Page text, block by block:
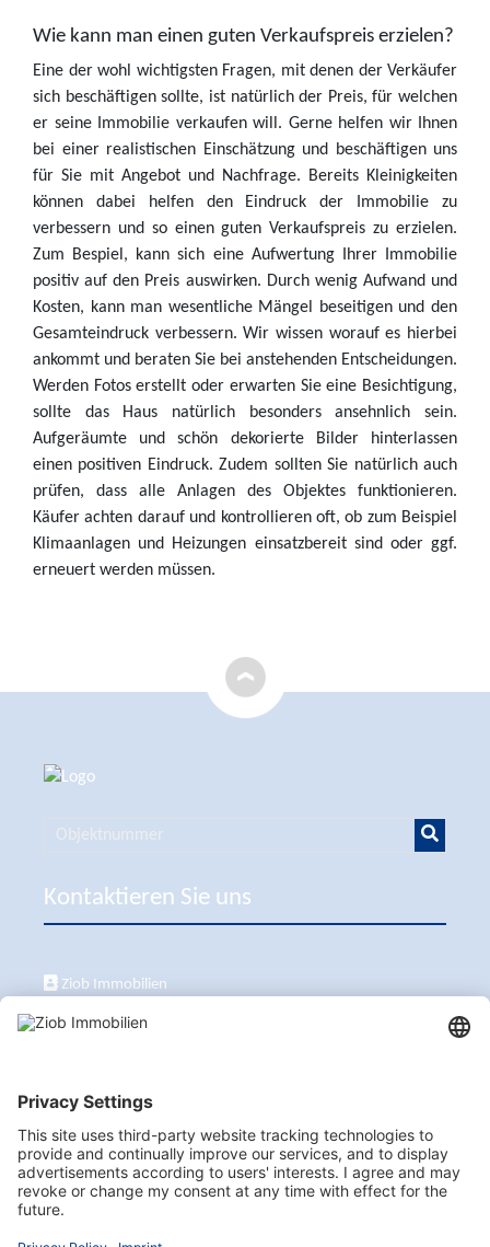
Wie kann man einen guten Verkaufspreis erzielen?
Eine der wohl wichtigsten Fragen, mit denen der Verkäufer
sich beschäftigen sollte, ist natürlich der Preis, für welchen
er seine Immobilie verkaufen will. Gerne helfen wir Ihnen
bei einer realistischen Einschätzung und beschäftigen uns
für Sie mit Angebot und Nachfrage. Bereits Kleinigkeiten
können dabei helfen den Eindruck der Immobilie zu
verbessern und so einen guten Verkaufspreis zu erzielen.
Zum Bespiel, kann sich eine Aufwertung Ihrer Immobilie
positiv auf den Preis auswirken. Durch wenig Aufwand und
Kosten, kann man wesentliche Mängel beseitigen und den
Gesamteindruck verbessern. Wir wissen worauf es hierbei
ankommt und beraten Sie bei anstehenden Entscheidungen.
Werden Fotos erstellt oder erwarten Sie eine Besichtigung,
sollte das Haus natürlich besonders ansehnlich sein.
Aufgeräumte und schön dekorierte Bilder hinterlassen
einen positiven Eindruck. Zudem sollten Sie natürlich auch
prüfen, dass alle Anlagen des Objektes funktionieren.
Käufer achten darauf und kontrollieren oft, ob zum Beispiel
Klimaanlagen und Heizungen einsatzbereit sind oder ggf.
erneuert werden müssen.
Kontaktieren Sie uns
Ziob Immobilien
Calle Peix 2, 07157 Puerto de Andratx
Besuchen Sie uns auch hier